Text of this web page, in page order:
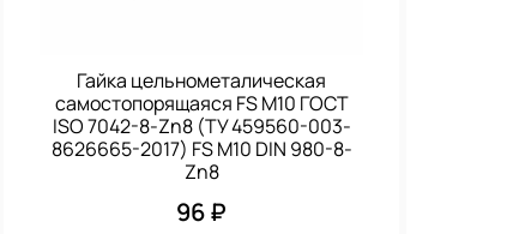
Гайка цельнометалическая
самостопорящаяся FS M10 ГОСТ
ISO 7042-8-Zn8 (ТУ 459560-003-
8626665-2017) FS M10 DIN 980-8-
Zn8
96 ₽